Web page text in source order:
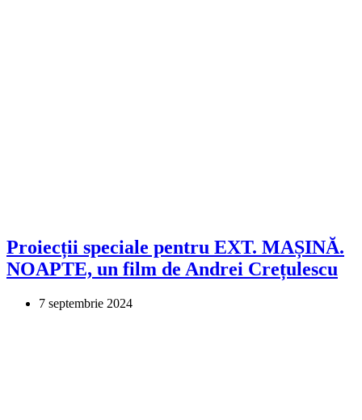
Proiecții speciale pentru EXT. MAȘINĂ.
NOAPTE, un film de Andrei Crețulescu
7 septembrie 2024